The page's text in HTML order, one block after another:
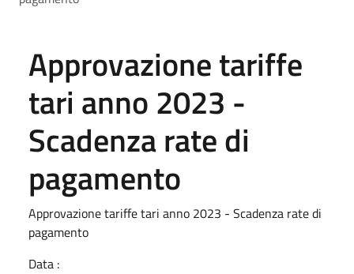
Approvazione tariffe
tari anno 2023 -
Scadenza rate di
pagamento
Approvazione tariffe tari anno 2023 - Scadenza rate di
pagamento
Data :